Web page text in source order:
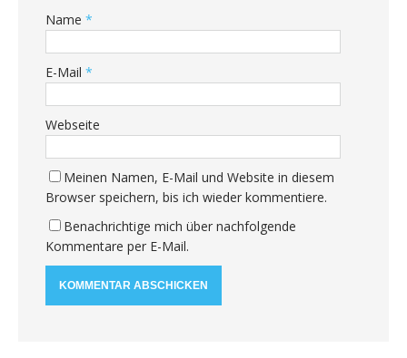
Name *
E-Mail *
Webseite
Meinen Namen, E-Mail und Website in diesem
Browser speichern, bis ich wieder kommentiere.
Benachrichtige mich über nachfolgende
Kommentare per E-Mail.